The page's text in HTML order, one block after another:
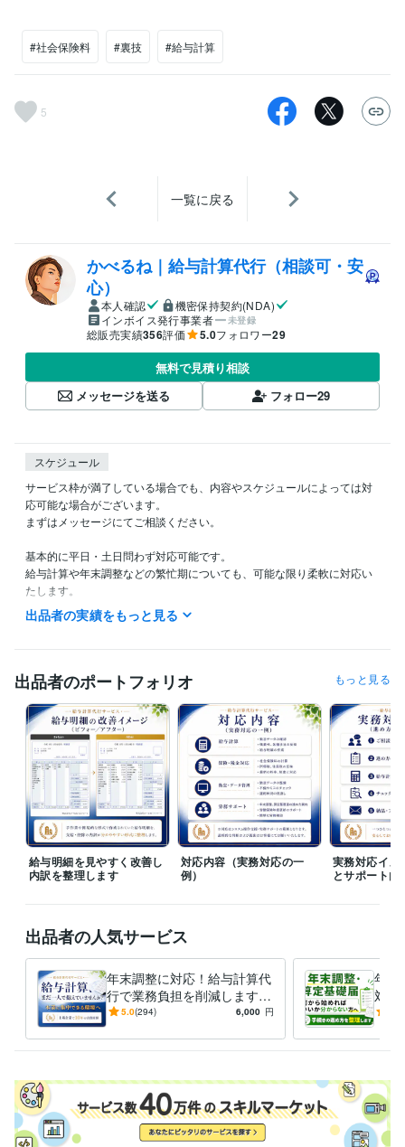
#社会保険料 #裏技 #給与計算
5
一覧に戻る
かべるね｜給与計算代行（相談可・安
心）
本人確認
機密保持契約(NDA)
インボイス発行事業者
未登録
総販売実績356評価 5.0フォロワー29
無料で見積り相談
メッセージを送る
フォロー29
スケジュール
サービス枠が満了している場合でも、内容やスケジュールによっては対
応可能な場合がございます。
まずはメッセージにてご相談ください。
基本的に平日・土日問わず対応可能です。
給与計算や年末調整などの繁忙期についても、可能な限り柔軟に対応い
たします。
初回のご依頼については、業務内容や現在の運用状況を確認したうえ
ご返信までにお時間をいただく場合がございますが、
ご依頼いただいた業務については納期を厳守し、責任をもって対応いた
します。
経験職種
管理 / 税務 経験年数 : 10年
人事 / 労務・給与 経験年数 : 10年
職歴
某東証プライム企業にて実務経験10年 2016年3月 ~ 現在
資格・検定
衛生管理者 取得年 : 2020年
ビジネス・クリエイティブツール
得意分野
ビジネス代行・事務代行 給与計算・事務
中小企業全般 飲食業界 美容業界 IT・サービス業界
医療・介護業界
建設業界
製造業界
出品者の実績をもっと見る
出品者のポートフォリオ もっと見る
給与明細を見やすく改善し
内訳を整理します
対応内容（実務対応の一
例）
実務対応イメ
とサポート内
出品者の人気サービス
年末調整に対応！給与計算代
行で業務負担を削減します
【小〜中規模事業者向け】労
継続支援
5.0(294) 6,000 円
年末
対応
きの
ます